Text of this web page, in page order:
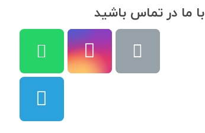
با ما در تماس باشید